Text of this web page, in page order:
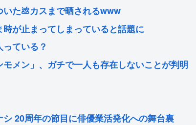
いた💩カスまで晒されるwww
時が止まってしまっていると話題に
ている？
メン」、ガチで一人も存在しないことが判明
20周年の節目に俳優業活発化への舞台裏